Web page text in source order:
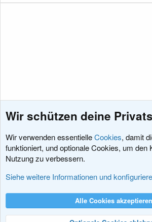
Schlagworte
Nutzungsbedingungen Datenschutz
R
Wir schützen deine
Wir verwenden essentielleCookies, damit
funktioniert, und optionale Cookies, um den
Nutzung zu verbessern.
Siehe weitere Informationen und
Alle Cookies akzeptieren